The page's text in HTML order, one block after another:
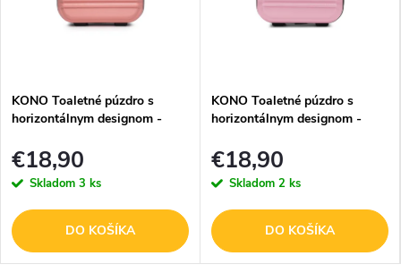
KONO Toaletné púzdro s
horizontálnym designom -
€18,90
Skladom 3 ks
DO KOŠÍKA
KONO Toaletné púzdro s
horizontálnym designom -
€18,90
Skladom 2 ks
DO KOŠÍKA